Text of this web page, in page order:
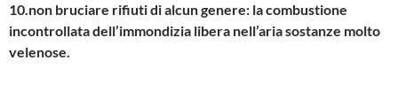
10.non bruciare rifiuti di alcun genere: la combustione
incontrollata dell’immondizia libera nell’aria sostanze molto
velenose.